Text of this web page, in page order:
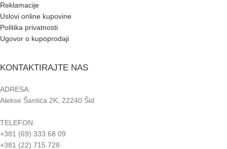
Reklamacije
Uslovi online kupovine
Politika privatnosti
Ugovor o kupoprodaji
KONTAKTIRAJTE NAS
ADRESA:
Alekse Šantića 2K, 22240 Šid
TELEFON:
+381 (69) 333 68 09
+381 (22) 715 728